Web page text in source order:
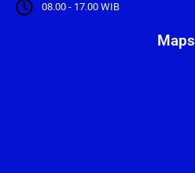
08.00 - 17.00 WIB
Maps